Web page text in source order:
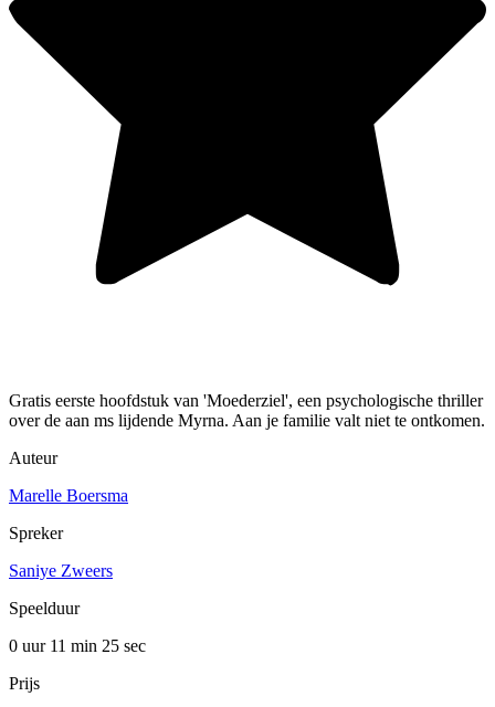
Gratis eerste hoofdstuk van 'Moederziel', een psychologische thriller
over de aan ms lijdende Myrna. Aan je familie valt niet te ontkomen.
Auteur
Marelle Boersma
Spreker
Saniye Zweers
Speelduur
0 uur 11 min 25 sec
Prijs